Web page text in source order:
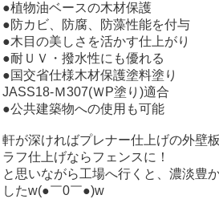
●植物油ベースの木材保護
●防カビ、防腐、防藻性能を付与
●木目の美しさを活かす仕上がり
●耐ＵＶ・撥水性にも優れる
●国交省仕様木材保護塗料塗り
JASS18-Ｍ307(ＷP塗り)適合
●公共建築物への使用も可能
軒が深ければプレナー仕上げの外壁板
ラフ仕上げならフェンスに！
と思いながら工場へ行くと、濃淡豊
したw(●￣0￣●)w